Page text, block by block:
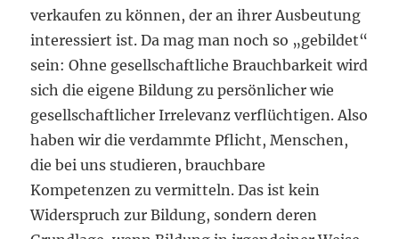
verkaufen zu können, der an ihrer Ausbeutung
interessiert ist. Da mag man noch so „gebildet“
sein: Ohne gesellschaftliche Brauchbarkeit wird
sich die eigene Bildung zu persönlicher wie
gesellschaftlicher Irrelevanz verflüchtigen. Also
haben wir die verdammte Pflicht, Menschen,
die bei uns studieren, brauchbare
Kompetenzen zu vermitteln. Das ist kein
Widerspruch zur Bildung, sondern deren